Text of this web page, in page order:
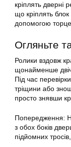
кріплять дверні
що кріплять
допомогою
Огляньте
Ролики вздовж
щонайменше
Під час
тріщини або
просто знявши
Попередження:
з обох боків
підйомних